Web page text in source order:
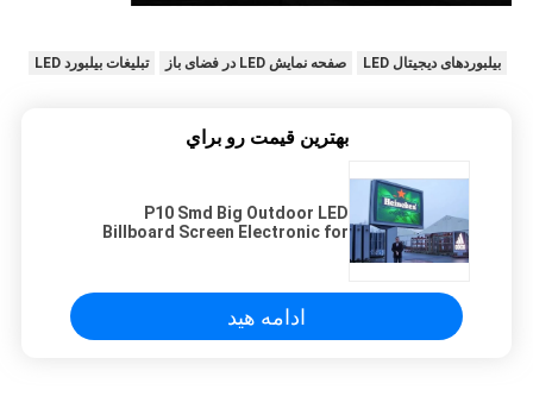
بیلبوردهای دیجیتال LED صفحه نمایش LED در فضای باز تبلیغات بیلبورد LED
بهترين قيمت رو براي
P10 Smd Big Outdoor LED
Billboard Screen Electronic for
ادامه هید